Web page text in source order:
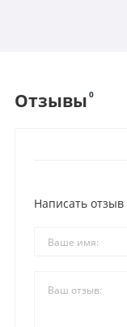
Отзывы 0
Написать отзыв